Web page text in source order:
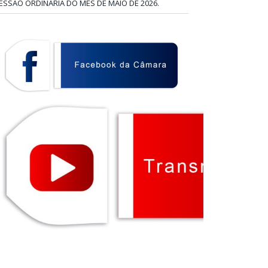
ORDINÁRIA DO MÊS DE MAIO DE 2026.